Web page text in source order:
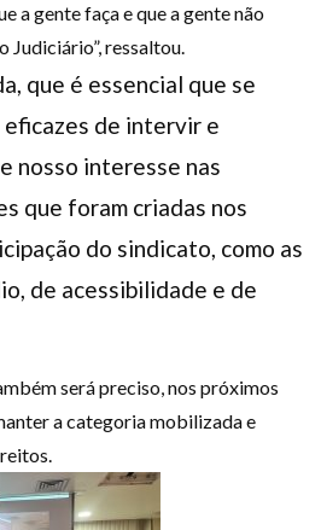
a gente faça e que a gente não
Judiciário”, ressaltou.
que é essencial que se
de intervir e
nosso interesse nas
que foram criadas nos
do sindicato, como as
de acessibilidade e de
será preciso, nos próximos
a categoria mobilizada e